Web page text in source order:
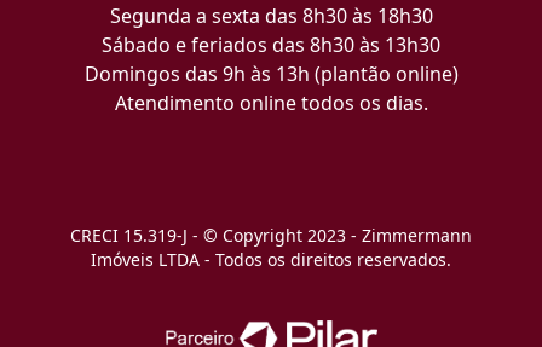
Segunda a sexta das 8h30 às 18h30
Sábado e feriados das 8h30 às 13h30
Domingos das 9h às 13h (plantão online)
Atendimento online todos os dias.
CRECI 15.319-J - © Copyright 2023 - Zimmermann
Imóveis LTDA - Todos os direitos reservados.